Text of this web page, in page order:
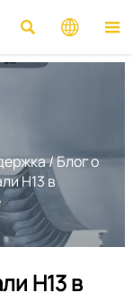
  
/Блог о
H13 в
H13 в